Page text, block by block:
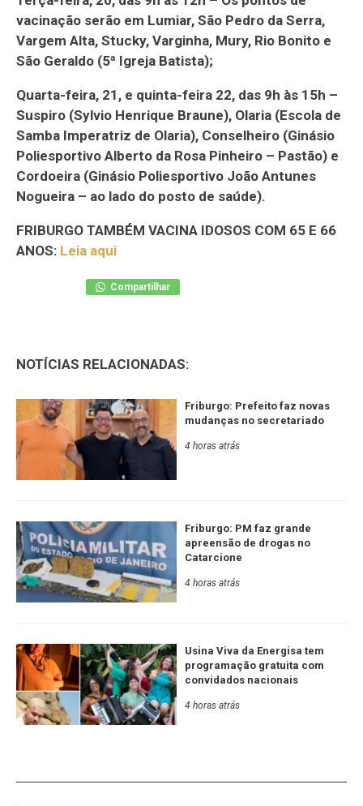
vacinação serão em Lumiar, São Pedro da Serra,
Vargem Alta, Stucky, Varginha, Mury, Rio Bonito e
São Geraldo (5ª Igreja Batista);
Quarta-feira, 21, e quinta-feira 22, das 9h às 15h –
Suspiro (Sylvio Henrique Braune), Olaria (Escola de
Samba Imperatriz de Olaria), Conselheiro (Ginásio
Poliesportivo Alberto da Rosa Pinheiro – Pastão) e
Cordoeira (Ginásio Poliesportivo João Antunes
Nogueira – ao lado do posto de saúde).
FRIBURGO TAMBÉM VACINA IDOSOS COM 65 E 66
ANOS: Leia aqui
Compartilhar
NOTÍCIAS RELACIONADAS:
Friburgo: Prefeito faz novas
mudanças no secretariado
4 horas atrás
Friburgo: PM faz grande
apreensão de drogas no
Catarcione
4 horas atrás
Usina Viva da Energisa tem
programação gratuita com
convidados nacionais
4 horas atrás